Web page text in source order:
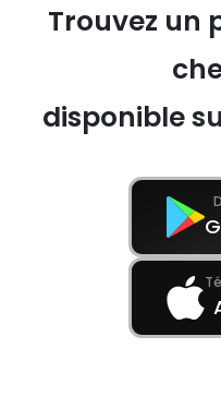
Trouvez un
disponible